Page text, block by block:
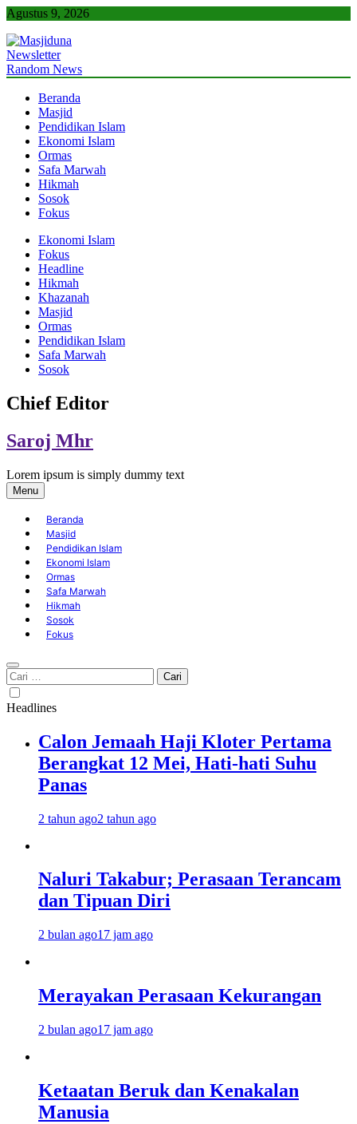
Skip
content
Agustus 9, 2026
Masjiduna
Referensi Berita Islam Indonesia
Newsletter
Random News
Beranda
Masjid
Pendidikan Islam
Ekonomi Islam
Ormas
Safa Marwah
Hikmah
Sosok
Fokus
Ekonomi Islam
Fokus
Headline
Hikmah
Khazanah
Masjid
Ormas
Pendidikan Islam
Safa Marwah
Sosok
Chief Editor
Saroj Mhr
Lorem ipsum is simply dummy text
Menu
Beranda
Masjid
Pendidikan Islam
Ekonomi Islam
Ormas
Safa Marwah
Hikmah
Sosok
Fokus
Cari
untuk:
Headlines
Calon Jemaah Haji Kloter Pertama
Berangkat 12 Mei, Hati-hati Suhu
Panas
2 tahun ago2 tahun ago
Naluri Takabur; Perasaan Terancam
dan Tipuan Diri
2 bulan ago17 jam ago
Merayakan Perasaan Kekurangan
2 bulan ago17 jam ago
Ketaatan Beruk dan Kenakalan
Manusia